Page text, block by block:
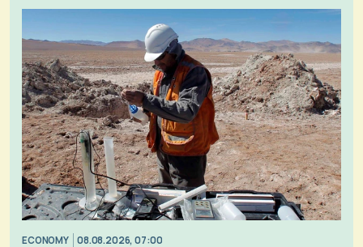
ECONOMY 08.08.2026, 07:00